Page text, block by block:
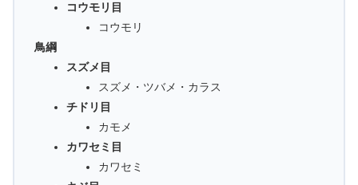
コウモリ目
コウモリ
鳥綱
スズメ目
スズメ・ツバメ・カラス
チドリ目
カモメ
カワセミ目
カワセミ